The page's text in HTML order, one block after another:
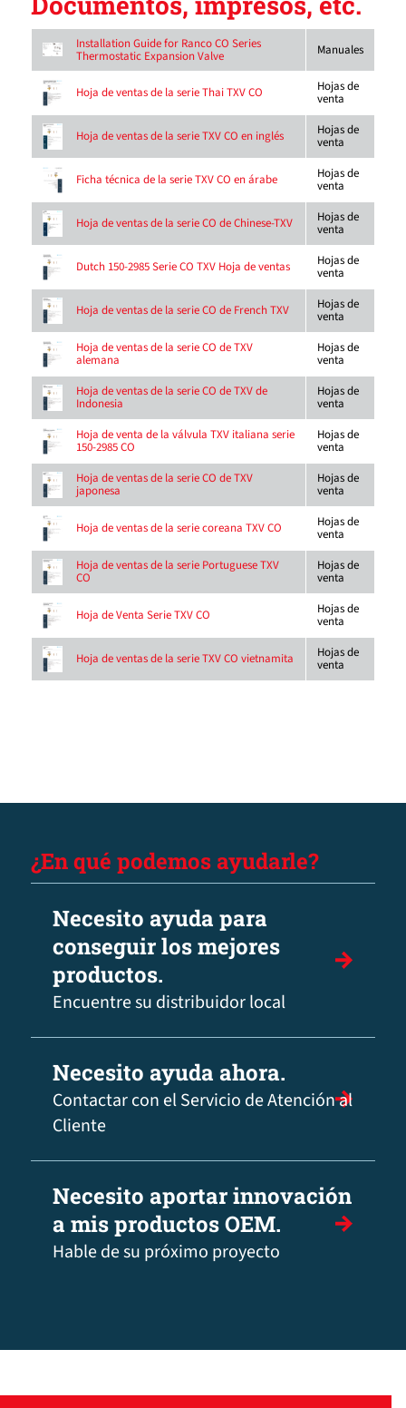
Installation Guide for Ranco CO Series
Thermostatic Expansion Valve Manuales
Hoja de ventas de la serie Thai TXV CO Hojas de
venta
Hoja de ventas de la serie TXV CO en inglés Hojas de
venta
Ficha técnica de la serie TXV CO en árabe Hojas de
venta
Hoja de ventas de la serie CO de Chinese-TXV Hojas de
venta
Dutch 150-2985 Serie CO TXV Hoja de ventas Hojas de
venta
Hoja de ventas de la serie CO de French TXV Hojas de
venta
Hoja de ventas de la serie CO de TXV
alemana
Hojas de
venta
Hoja de ventas de la serie CO de TXV de
Indonesia
Hojas de
venta
Hoja de venta de la válvula TXV italiana serie
150-2985 CO
Hojas de
venta
Hoja de ventas de la serie CO de TXV
japonesa
Hojas de
venta
Hoja de ventas de la serie coreana TXV CO Hojas de
venta
Hoja de ventas de la serie Portuguese TXV
CO
Hojas de
venta
Hoja de Venta Serie TXV CO Hojas de
venta
Hoja de ventas de la serie TXV CO vietnamita Hojas de
venta
¿En qué podemos ayudarle?
Necesito ayuda para
conseguir los mejores
productos.
Encuentre su distribuidor local
Necesito ayuda ahora.
Contactar con el Servicio de Atención al
Cliente
Necesito aportar innovación
a mis productos OEM.
Hable de su próximo proyecto